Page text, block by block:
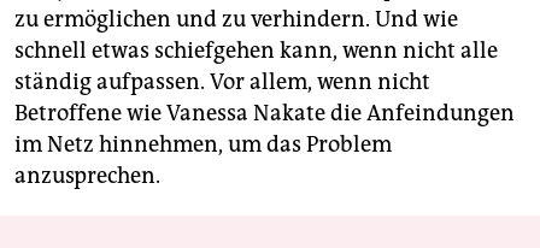
zu ermöglichen und zu verhindern. Und wie
schnell etwas schiefgehen kann, wenn nicht alle
ständig aufpassen. Vor allem, wenn nicht
Betroffene wie Vanessa Nakate die Anfeindungen
im Netz hinnehmen, um das Problem
anzusprechen.